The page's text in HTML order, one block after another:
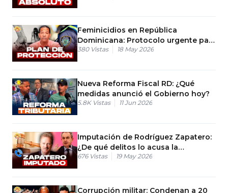
Feminicidios en República
Dominicana: Protocolo urgente para
salvar vidas
380 Vistas 18 May 2026
Nueva Reforma Fiscal RD: ¿Qué
medidas anunció el Gobierno hoy?
5.8K Vistas 11 Jun 2026
Imputación de Rodríguez Zapatero:
¿De qué delitos lo acusa la
Audiencia Nacional?
676 Vistas 19 May 2026
Corrupción militar: Condenan a 20